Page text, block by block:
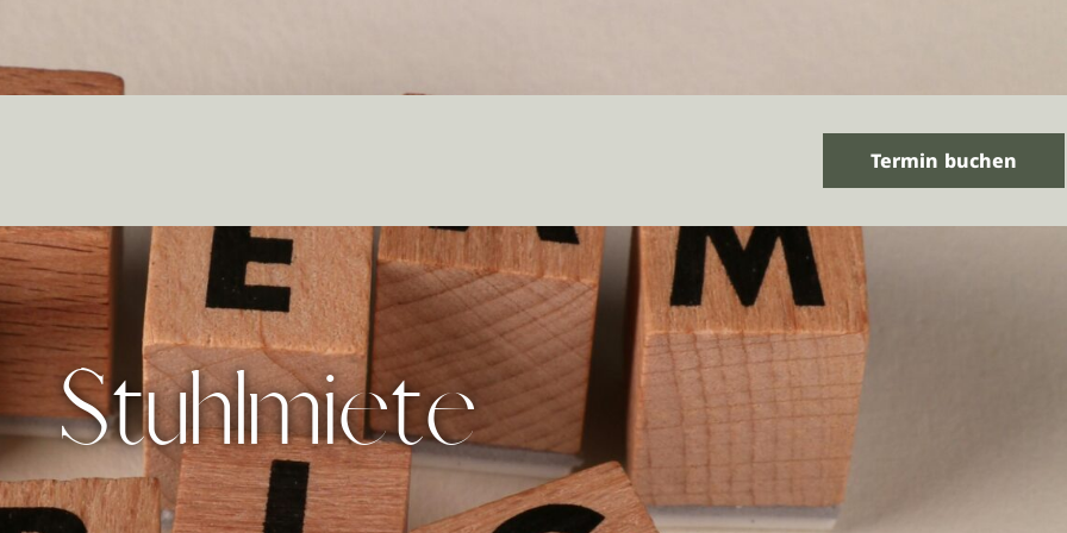
Termin buchen
Stuhlmiete